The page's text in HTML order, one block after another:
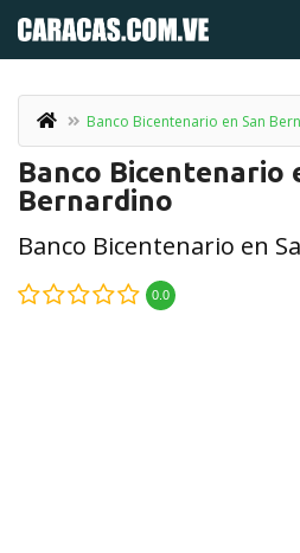
Banco Bicentenario en San
Banco Bicentenario
Bernardino
Banco Bicentenario en
0.0